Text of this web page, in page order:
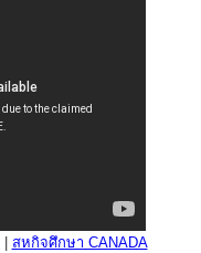
สหกิจศึกษา CANADA